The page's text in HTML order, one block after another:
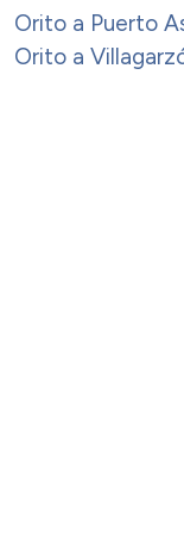
Orito a Puerto
Orito a